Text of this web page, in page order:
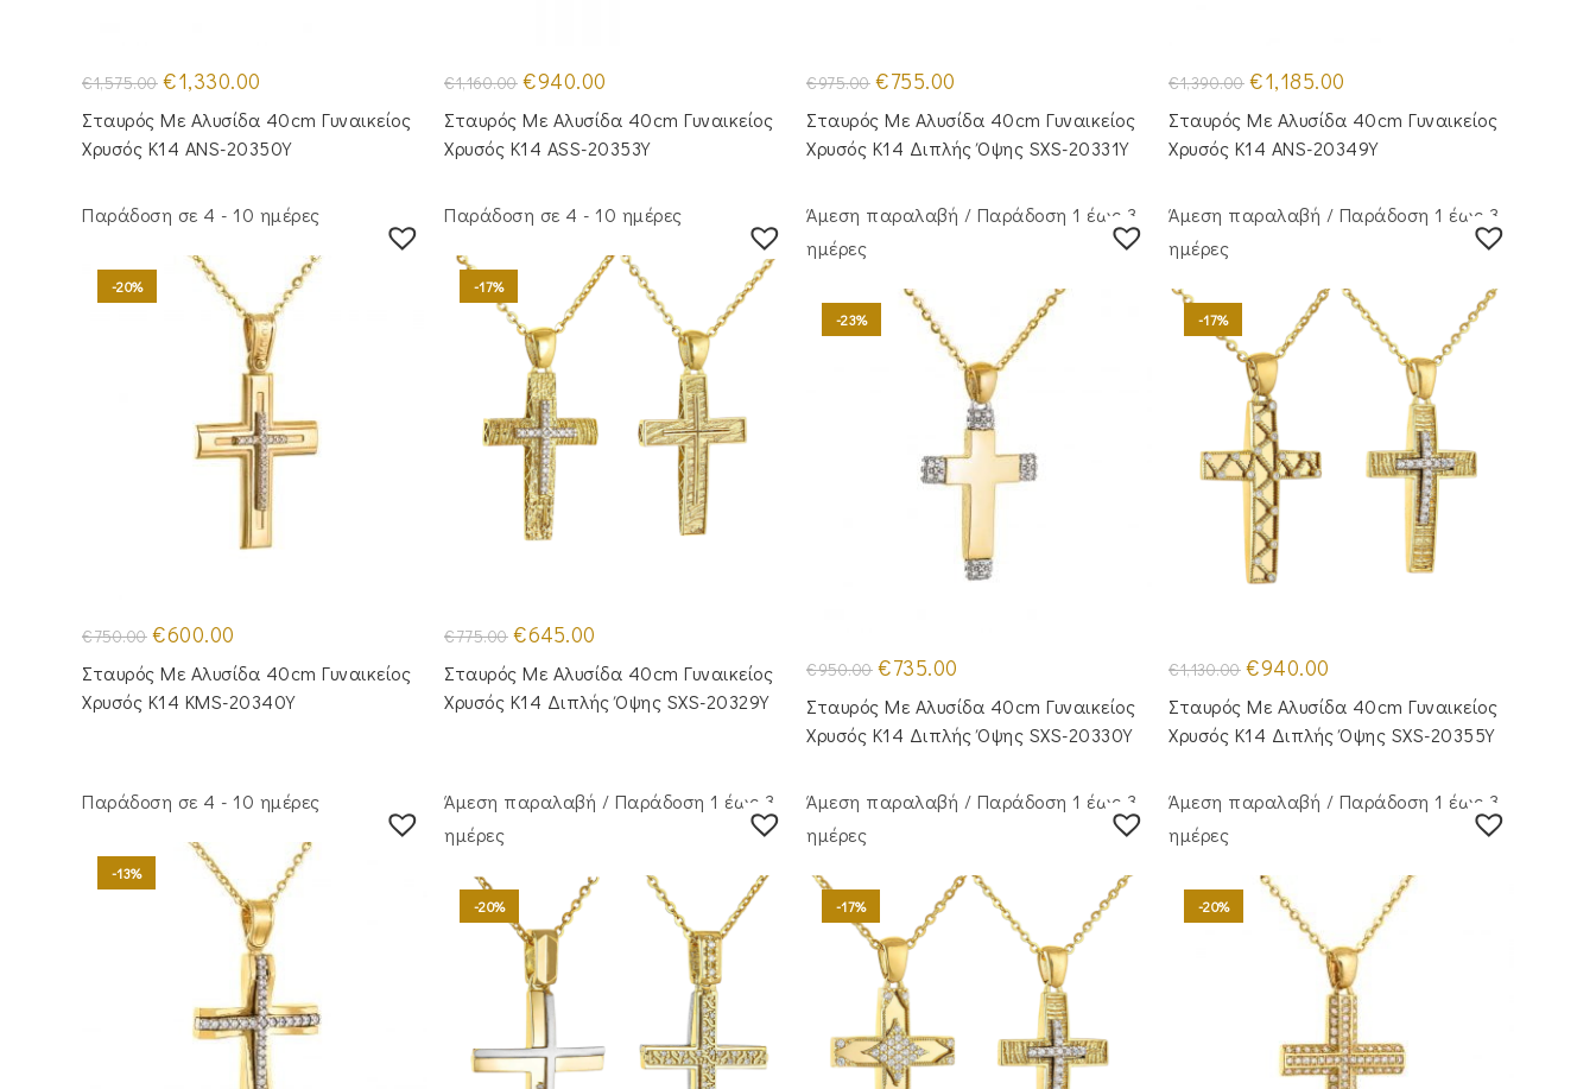
€1,575.00 Original
price
was:
€1,575.00.
€1,330.00
τιμή
είναι:
€1,330.00.
Σταυρός Mε Aλυσίδα 40cm Γυναικείος
Χρυσός Κ14 ANS-20350Y
€1,160.00 Original
price
was:
€1,160.00.
€940.00
τιμή
είναι:
€940.00.
Σταυρός Με Αλυσίδα 40cm Γυναικείος
Χρυσός Κ14 ASS-20353Y
€975.00 Original
price
was:
€975.00.
€755.00
τιμή
είναι:
€755.00.
Σταυρός Με Αλυσίδα 40cm Γυναικείος
Χρυσός Κ14 Διπλής Όψης SXS-20331Y
€1,390.00 Original
price
was:
€1,390.00.
€1,185.00
τιμή
είναι:
€1,185.00.
Σταυρός Mε Aλυσίδα 40cm Γυναικείος
Χρυσός Κ14 ANS-20349Y
Παράδοση σε 4 - 10 ημέρες
-20%
€750.00 Original
price
was:
€750.00.
€600.00
τιμή
είναι:
€600.00.
Σταυρός Με Αλυσίδα 40cm Γυναικείος
Χρυσός Κ14 KMS-20340Y
Παράδοση σε 4 - 10 ημέρες
-17%
€775.00 Original
price
was:
€775.00.
€645.00
τιμή
είναι:
€645.00.
Σταυρός Με Αλυσίδα 40cm Γυναικείος
Χρυσός Κ14 Διπλής Όψης SXS-20329Y
Άμεση παραλαβή / Παράδoση 1 έως 3
ημέρες
-23%
€950.00 Original
price
was:
€950.00.
€735.00
τιμή
είναι:
€735.00.
Σταυρός Με Αλυσίδα 40cm Γυναικείος
Χρυσός Κ14 Διπλής Όψης SXS-20330Y
Άμεση παραλαβή / Παράδoση 1 έως 3
ημέρες
-17%
€1,130.00 Original
price
was:
€1,130.00.
€940.00
τιμή
είναι:
€940.00.
Σταυρός Με Αλυσίδα 40cm Γυναικείος
Χρυσός Κ14 Διπλής Όψης SXS-20355Y
Παράδοση σε 4 - 10 ημέρες
-13%
Άμεση παραλαβή / Παράδoση 1 έως 3
ημέρες
-20%
Άμεση παραλαβή / Παράδoση 1 έως 3
ημέρες
-17%
Άμεση παραλαβή / Παράδoση 1 έως 3
ημέρες
-20%